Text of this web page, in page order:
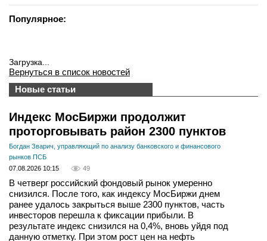
Популярное:
Загрузка...
Вернуться в список новостей
Новые статьи
Индекс МосБиржи продолжит
проторговывать район 2300 пунктов
Богдан Зварич, управляющий по анализу банковского и финансового
рынков ПСБ
07.08.2026 10:15
49
В четверг российский фондовый рынок умеренно
снизился. После того, как индексу МосБиржи днем
ранее удалось закрыться выше 2300 пунктов, часть
инвесторов перешла к фиксации прибыли. В
результате индекс снизился на 0,4%, вновь уйдя под
данную отметку. При этом рост цен на нефть